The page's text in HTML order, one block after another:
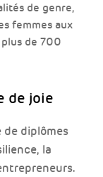
de genre,
femmes aux
de 700
de joie
de diplômes
la